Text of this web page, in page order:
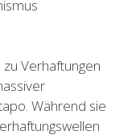
Verhaftungen
Während sie